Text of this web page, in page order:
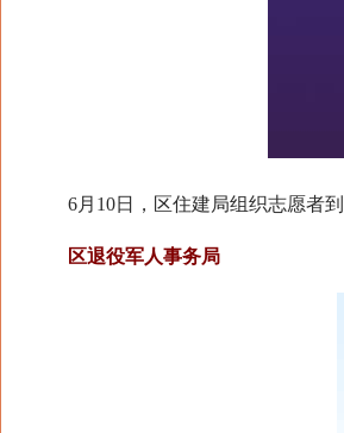
6月10日，区住建局组织志愿者到
区退役军人事务局